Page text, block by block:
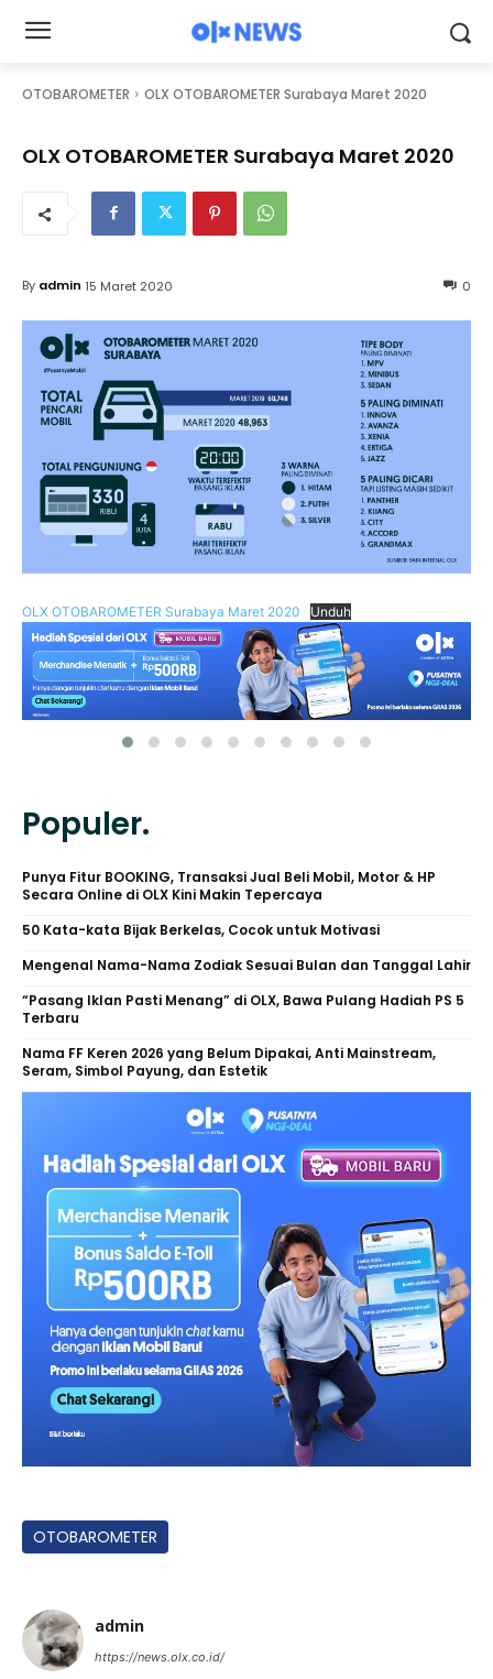
OTOBAROMETER OLX OTOBAROMETER Surabaya Maret 2020
OLX OTOBAROMETER Surabaya Maret 2020
0
By admin 15 Maret 2020
OLX OTOBAROMETER Surabaya Maret 2020 Unduh
Populer.
Punya Fitur BOOKING, Transaksi Jual Beli Mobil, Motor & HP
Secara Online di OLX Kini Makin Tepercaya
50 Kata-kata Bijak Berkelas, Cocok untuk Motivasi
Mengenal Nama-Nama Zodiak Sesuai Bulan dan Tanggal Lahir
“Pasang Iklan Pasti Menang” di OLX, Bawa Pulang Hadiah PS 5
Terbaru
Nama FF Keren 2026 yang Belum Dipakai, Anti Mainstream,
Seram, Simbol Payung, dan Estetik
OTOBAROMETER
admin
https://news.olx.co.id/